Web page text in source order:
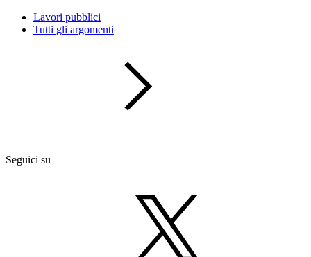
Lavori pubblici
Tutti gli argomenti
Seguici su